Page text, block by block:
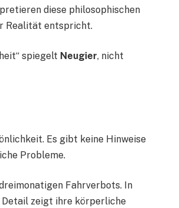
diese philosophischen
Realität entspricht.
spiegelt Neugier, nicht
Es gibt keine Hinweise
Probleme.
Fahrverbots. In
Detail zeigt ihre körperliche